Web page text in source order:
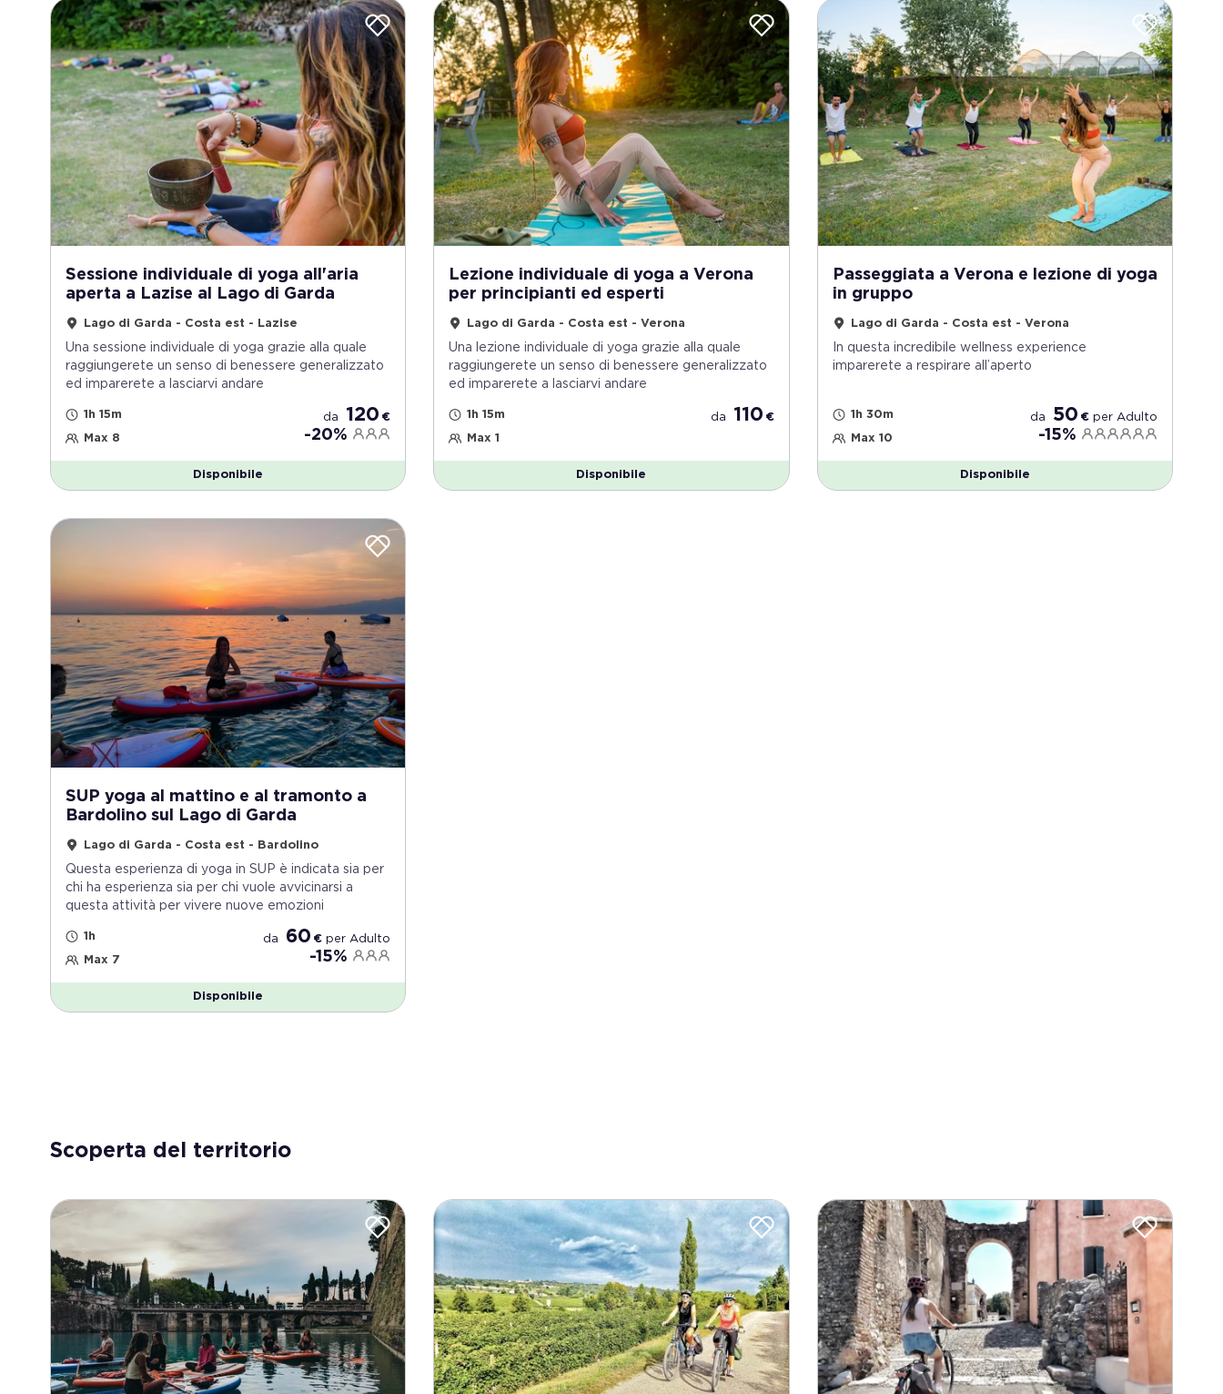
Sessione individuale di yoga all'aria
aperta a Lazise al Lago di Garda
Lago di Garda - Costa est - Lazise
Una sessione individuale di yoga grazie alla quale
raggiungerete un senso di benessere generalizzato
ed imparerete a lasciarvi andare
1h 15m
Max 8
da 120 €
-20%
Disponibile
Lezione individuale di yoga a Verona
per principianti ed esperti
Lago di Garda - Costa est - Verona
Una lezione individuale di yoga grazie alla quale
raggiungerete un senso di benessere generalizzato
ed imparerete a lasciarvi andare
1h 15m
Max 1
da 110 €
Disponibile
Passeggiata a Verona e lezione di yoga
in gruppo
Lago di Garda - Costa est - Verona
In questa incredibile wellness experience
imparerete a respirare all’aperto
1h 30m
Max 10
da 50 € per Adulto
-15%
Disponibile
SUP yoga al mattino e al tramonto a
Bardolino sul Lago di Garda
Lago di Garda - Costa est - Bardolino
Questa esperienza di yoga in SUP è indicata sia per
chi ha esperienza sia per chi vuole avvicinarsi a
questa attività per vivere nuove emozioni
1h
Max 7
da 60 € per Adulto
-15%
Disponibile
Scoperta del territorio